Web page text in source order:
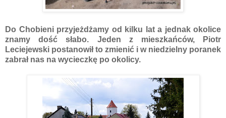
Do Chobieni przyjeżdżamy od kilku lat a jednak okolice
znamy dość słabo. Jeden z mieszkańców, Piotr
Leciejewski postanowił to zmienić i w niedzielny poranek
zabrał nas na wycieczkę po okolicy.